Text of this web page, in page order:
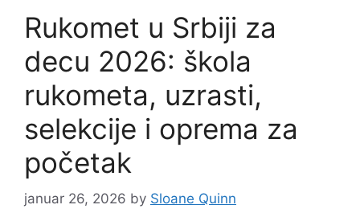
Rukomet u Srbiji za
decu 2026: škola
rukometa, uzrasti,
selekcije i oprema za
početak
januar 26, 2026 by Sloane Quinn